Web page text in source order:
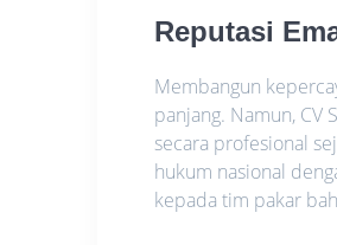
Reputasi
Membangun
panjang. Namun, CV
secara profesional
hukum nasional
kepada tim pakar